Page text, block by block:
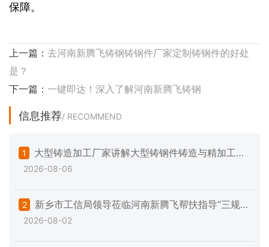
保障。
上一篇： 去河南新腾飞铸钢铸钢件厂家定制铸钢件的好处
是？
下一篇： 一键即达！深入了解河南新腾飞铸钢
信息推荐/ RECOMMEND
1
大型铸造加工厂家讲解大型铸钢件铸造与精加工的
一些注意事项
2026-08-06
2
新乡市工信局领导莅临河南新腾飞帮扶指导“三规范
一提升”专项工作
2026-08-02